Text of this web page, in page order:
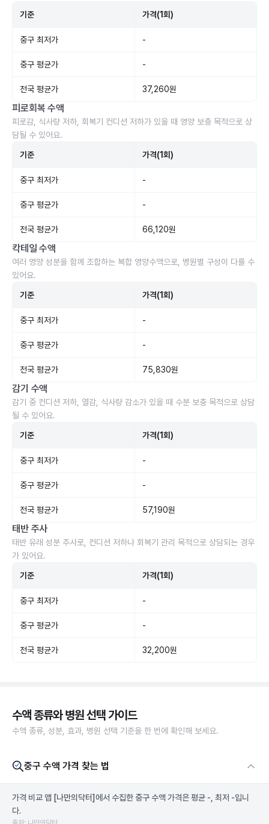
기준 가격(1회)
중구 최저가 -
중구 평균가 -
전국 평균가 37,260원
피로회복 수액
피로감, 식사량 저하, 회복기 컨디션 저하가 있을 때 영양 보충 목적으로 상
담될 수 있어요.
기준 가격(1회)
중구 최저가 -
중구 평균가 -
전국 평균가 66,120원
칵테일 수액
여러 영양 성분을 함께 조합하는 복합 영양수액으로, 병원별 구성이 다를 수
있어요.
기준 가격(1회)
중구 최저가 -
중구 평균가 -
전국 평균가 75,830원
감기 수액
감기 중 컨디션 저하, 열감, 식사량 감소가 있을 때 수분 보충 목적으로 상담
될 수 있어요.
기준 가격(1회)
중구 최저가 -
중구 평균가 -
전국 평균가 57,190원
태반 주사
태반 유래 성분 주사로, 컨디션 저하나 회복기 관리 목적으로 상담되는 경우
가 있어요.
기준 가격(1회)
중구 최저가 -
중구 평균가 -
전국 평균가 32,200원
수액 종류와 병원 선택 가이드
수액 종류, 성분, 효과, 병원 선택 기준을 한 번에 확인해 보세요.
중구 수액 가격 찾는 법
가격 비교 앱 [나만의닥터] 에서 수집한 중구 수액 가격은 평균 -, 최저 -입니
다.